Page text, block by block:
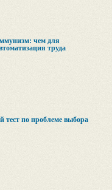
чем для
труда
тест по проблеме выбора